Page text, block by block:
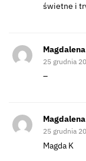
świetne i
Magdalena
25 grudnia
–
Magdalena
25 grudnia
Magda K